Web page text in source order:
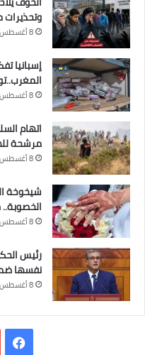
8 أغسطس 2026 على الساعة 6:34 مساءً
إسبانيا
المغرب..توقيف 57 شخصا
8 أغسطس 2026 على الساعة 4:43 مساءً
اتهام
مرشحة
8 أغسطس 2026 على الساعة 2:41 مساءً
شيخوخة
8 أغسطس 2026 على الساعة 11:29 صباحًا
رئيس
نفسها
8 أغسطس 2026 على الساعة 11:19 صباحًا